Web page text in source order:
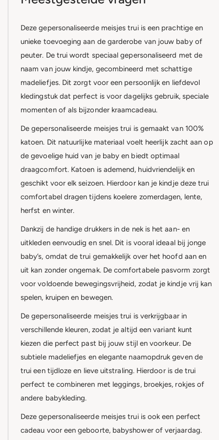
Deze gepersonaliseerde meisjes trui is een prachtige en
unieke toevoeging aan de garderobe van jouw baby of
peuter. De trui wordt speciaal gepersonaliseerd met de
naam van jouw kindje, gecombineerd met schattige
madeliefjes. Dit zorgt voor een persoonlijk en liefdevol
kledingstuk dat perfect is voor dagelijks gebruik, speciale
momenten of als bijzonder kraamcadeau.
De gepersonaliseerde meisjes trui is gemaakt van 100%
katoen. Dit natuurlijke materiaal voelt heerlijk zacht aan op
de gevoelige huid van je baby en biedt optimaal
draagcomfort. Katoen is ademend, huidvriendelijk en
geschikt voor elk seizoen. Hierdoor kan je kindje deze trui
comfortabel dragen tijdens koelere zomerdagen, lente,
herfst en winter.
Dankzij de handige drukkers in de nek is het aan- en
uitkleden eenvoudig en snel. Dit is vooral ideaal bij jonge
baby’s, omdat de trui gemakkelijk over het hoofd aan en
uit kan zonder ongemak. De comfortabele pasvorm zorgt
voor voldoende bewegingsvrijheid, zodat je kindje vrij kan
spelen, kruipen en bewegen.
De gepersonaliseerde meisjes trui is verkrijgbaar in
verschillende kleuren, zodat je altijd een variant kunt
kiezen die perfect past bij jouw stijl en voorkeur. De
subtiele madeliefjes en elegante naamopdruk geven de
trui een tijdloze en lieve uitstraling. Hierdoor is de trui
perfect te combineren met leggings, broekjes, rokjes of
andere babykleding.
Deze gepersonaliseerde meisjes trui is ook een perfect
cadeau voor een geboorte, babyshower of verjaardag.